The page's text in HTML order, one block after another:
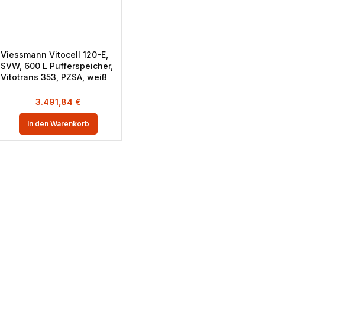
Viessmann Vitocell 120-E,
SVW, 600 L Pufferspeicher,
Vitotrans 353, PZSA, weiß
3.491,84 €
In den Warenkorb